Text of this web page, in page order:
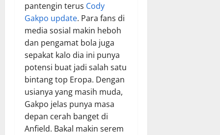
pantengin terus Cody
Gakpo update. Para fans di
media sosial makin heboh
dan pengamat bola juga
sepakat kalo dia ini punya
potensi buat jadi salah satu
bintang top Eropa. Dengan
usianya yang masih muda,
Gakpo jelas punya masa
depan cerah banget di
Anfield. Bakal makin serem